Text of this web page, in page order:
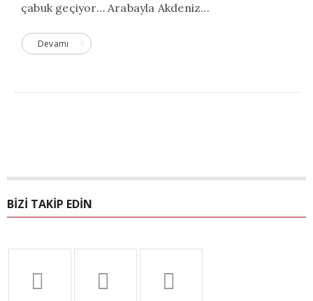
çabuk geçiyor… Arabayla Akdeniz...
Devamı
BIZI TAKIP EDIN